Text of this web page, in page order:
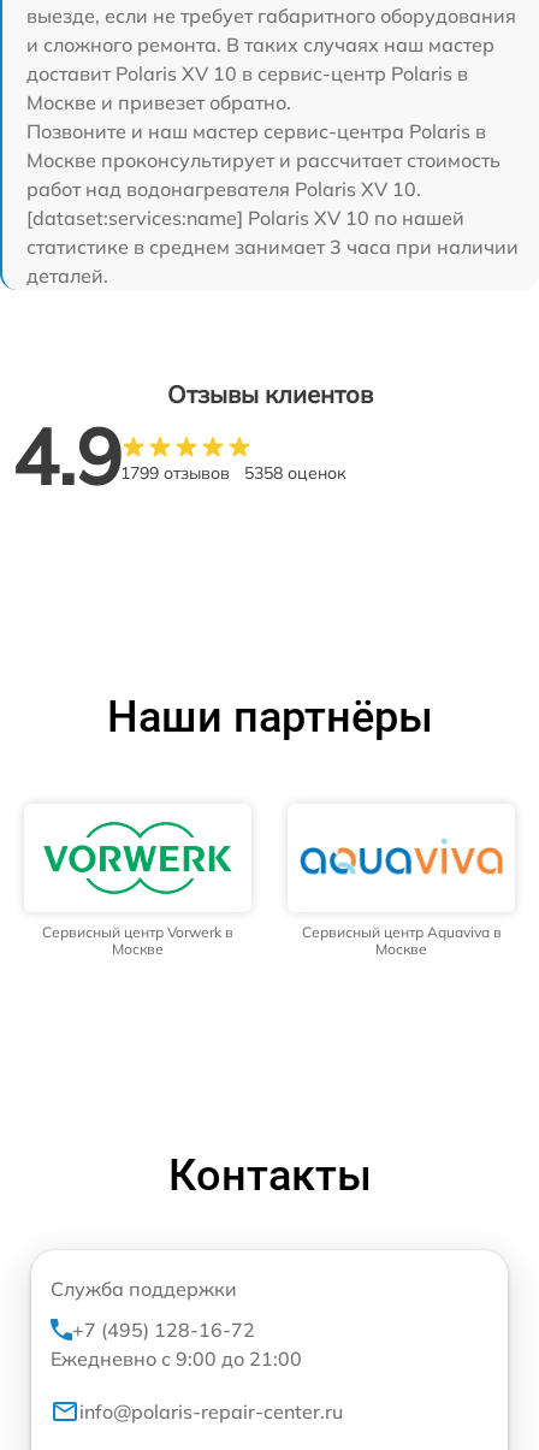
выезде, если не требует габаритного оборудования
и сложного ремонта. В таких случаях наш мастер
доставит Polaris XV 10 в сервис-центр Polaris в
Москве и привезет обратно.
Позвоните и наш мастер сервис-центра Polaris в
Москве проконсультирует и рассчитает стоимость
работ над водонагревателя Polaris XV 10.
[dataset:services:name] Polaris XV 10 по нашей
статистике в среднем занимает 3 часа при наличии
деталей.
Отзывы клиентов
4.91799 отзывов 5358 оценок
Наши партнёры
Сервисный центр Vorwerk в
Москве
Сервисный центр Aquaviva в
Москве
Контакты
Служба поддержки
+7 (495) 128-16-72
Ежедневно с 9:00 до 21:00
info@polaris-repair-center.ru